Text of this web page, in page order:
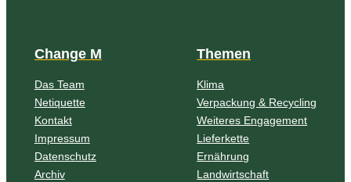
Change M
Das Team
Netiquette
Kontakt
Impressum
Datenschutz
Archiv
Themen
Klima
Verpackung & Recycling
Weiteres Engagement
Lieferkette
Ernährung
Landwirtschaft